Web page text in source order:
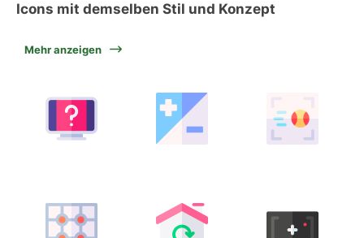
Icons mit demselben Stil und Konzept
Mehr anzeigen